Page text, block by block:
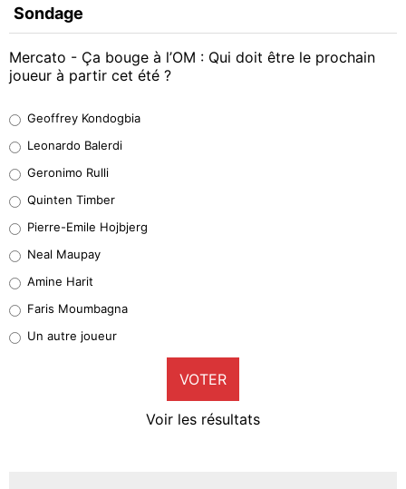
Sondage
Mercato - Ça bouge à l’OM : Qui doit être le prochain
joueur à partir cet été ?
38%
32%
5%
1%
9%
Geoffrey Kondogbia
Leonardo Balerdi
Geronimo Rulli
Quinten Timber
Pierre-Emile Hojbjerg
Neal Maupay
Amine Harit
Faris Moumbagna
Un autre joueur
VOTER
Voir les résultats